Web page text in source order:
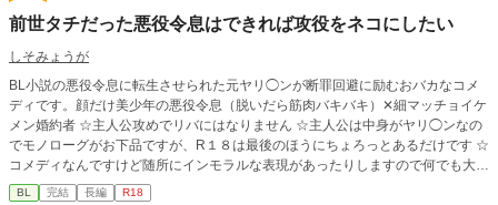
前世タチだった悪役令息はできれば攻役をネコにしたい
しそみょうが
BL小説の悪役令息に転生させられた元ヤリ◯ンが断罪回避に励むおバカなコメ
ディです。顔だけ美少年の悪役令息（脱いだら筋肉バキバキ）✕細マッチョイケ
メン婚約者 ☆主人公攻めでリバにはなりません ☆主人公は中身がヤリ◯ンなの
でモノローグがお下品ですが、R１８は最後のほうにちょろっとあるだけです ☆
コメディなんですけど随所にインモラルな表現があったりしますので何でも大丈
夫な方だけお読みくださいませ(￣▽￣;)
BL 完結 長編 R18